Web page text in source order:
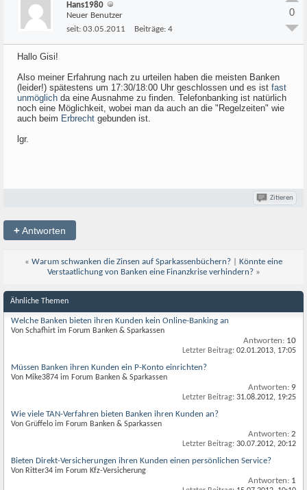
Hans1980
Neuer Benutzer
seit: 03.05.2011 Beiträge: 4
0
Hallo Gisi!
Also meiner Erfahrung nach zu urteilen haben die meisten Banken
(leider!) spätestens um 17:30/18:00 Uhr geschlossen und es ist fast
unmöglich da eine Ausnahme zu finden. Telefonbanking ist natürlich
noch eine Möglichkeit, wobei man da auch an die "Regelzeiten" wie
auch beim Erbrecht gebunden ist.
lgr.
Zitieren
+Antworten
« Warum schwanken die Zinsen auf Sparkassenbüchern?
Könnte eine
Verstaatlichung von Banken eine Finanzkrise verhindern? »
Ähnliche Themen
Welche Banken bieten ihren Kunden kein Online-Banking an
Von Schafhirt im Forum Banken & Sparkassen
Antworten: 10
Letzter Beitrag: 02.01.2013, 17:05
Müssen Banken ihren Kunden ein P-Konto einrichten?
Von Mike3874 im Forum Banken & Sparkassen
Antworten: 9
Letzter Beitrag: 31.08.2012, 19:25
Wie viele TAN-Verfahren bieten Banken ihren Kunden an?
Von Grüffelo im Forum Banken & Sparkassen
Antworten: 2
Letzter Beitrag: 30.07.2012, 20:12
Bieten Direkt-Versicherungen ihren Kunden einen persönlichen Service?
Von Ritter34 im Forum Kfz-Versicherung
Antworten: 1